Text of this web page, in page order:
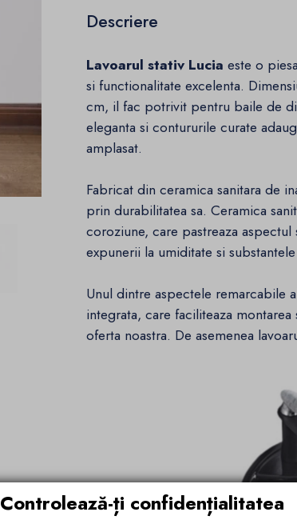
Descriere
Lavoarul stativ Lucia este o
si functionalitate excelenta.
cm, il fac potrivit pentru baile de
eleganta si contururile curate
amplasat.
Fabricat din ceramica sanitara de
prin durabilitatea sa. Ceramica
coroziune, care pastreaza
expunerii la umiditate si
Unul dintre aspectele remarcabile
integrata, care faciliteaza
oferta noastra. De asemenea
Controlează-ți confidențialitatea